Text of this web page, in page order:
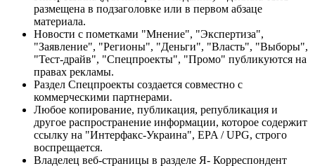
размещена в подзаголовке или в первом абзаце
материала.
Новости с пометками "Мнение", "Экспертиза",
"Заявление", "Регионы", "Деньги", "Власть", "Выборы",
"Тест-драйв", "Спецпроекты", "Промо" публикуются на
правах рекламы.
Раздел Спецпроекты создается совместно с
коммерческими партнерами.
Любое копирование, публикация, републикация и
другое распространение информации, которое содержит
ссылку на "Интерфакс-Украина", EPA / UPG, строго
воспрещается.
Владелец веб-страницы в разделе Я- Корреспондент